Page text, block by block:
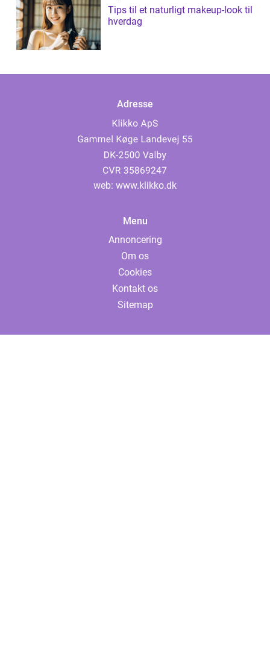
Tips til et naturligt makeup-look til
hverdag
Adresse
web: www.klikko.dk
Menu
Annoncering
Om os
Cookies
Kontakt os
Sitemap